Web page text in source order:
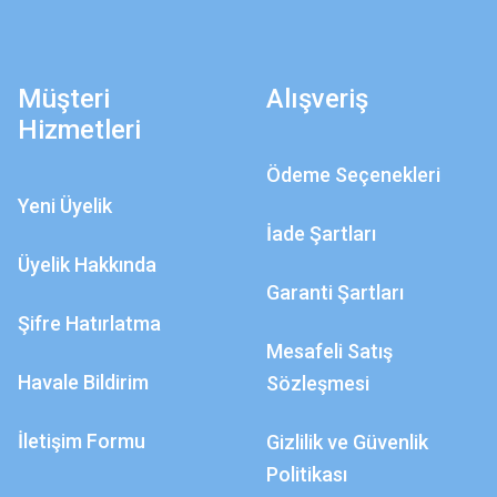
Müşteri
Hizmetleri
Yeni Üyelik
Üyelik Hakkında
Şifre Hatırlatma
Havale Bildirim
İletişim Formu
Alışveriş
Ödeme Seçenekleri
İade Şartları
Garanti Şartları
Mesafeli Satış
Sözleşmesi
Gizlilik ve Güvenlik
Politikası